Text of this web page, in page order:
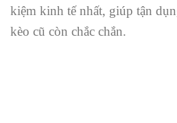
kiệm kinh tế nhất, giúp tận
kèo cũ còn chắc chắn.